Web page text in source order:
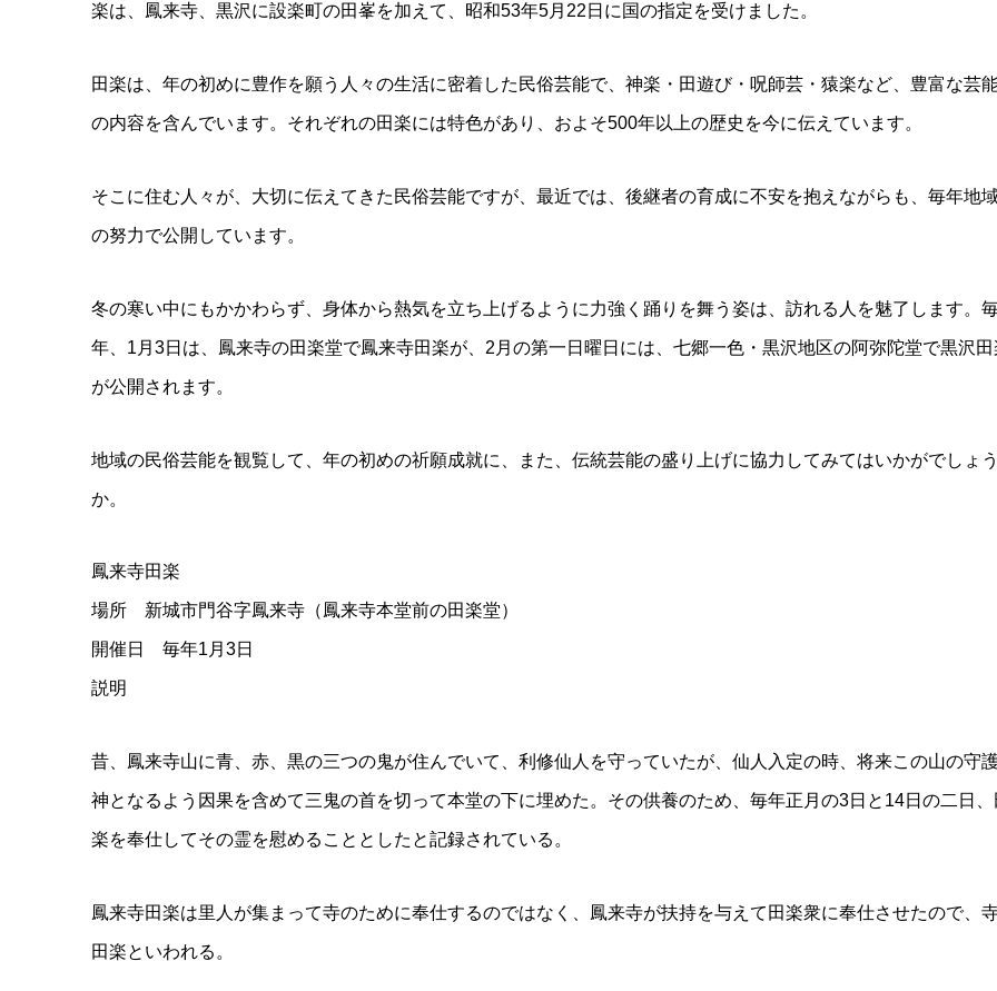
楽は、鳳来寺、黒沢に設楽町の田峯を加えて、昭和53年5月22日に国の指定を受けました。
田楽は、年の初めに豊作を願う人々の生活に密着した民俗芸能で、神楽・田遊び・呪師芸・猿楽など、豊富な芸
の内容を含んでいます。それぞれの田楽には特色があり、およそ500年以上の歴史を今に伝えています。
そこに住む人々が、大切に伝えてきた民俗芸能ですが、最近では、後継者の育成に不安を抱えながらも、毎年地
の努力で公開しています。
冬の寒い中にもかかわらず、身体から熱気を立ち上げるように力強く踊りを舞う姿は、訪れる人を魅了します。
年、1月3日は、鳳来寺の田楽堂で鳳来寺田楽が、2月の第一日曜日には、七郷一色・黒沢地区の阿弥陀堂で黒沢田
が公開されます。
地域の民俗芸能を観覧して、年の初めの祈願成就に、また、伝統芸能の盛り上げに協力してみてはいかがでしょう
か。
鳳来寺田楽
場所 新城市門谷字鳳来寺（鳳来寺本堂前の田楽堂）
開催日 毎年1月3日
説明
昔、鳳来寺山に青、赤、黒の三つの鬼が住んでいて、利修仙人を守っていたが、仙人入定の時、将来この山の守
神となるよう因果を含めて三鬼の首を切って本堂の下に埋めた。その供養のため、毎年正月の3日と14日の二日、
楽を奉仕してその霊を慰めることとしたと記録されている。
鳳来寺田楽は里人が集まって寺のために奉仕するのではなく、鳳来寺が扶持を与えて田楽衆に奉仕させたので、
田楽といわれる。